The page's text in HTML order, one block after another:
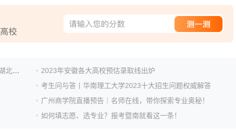
2023年安徽各大高校预估录取线出炉
考生问与答丨华南理工大学2023十大招生问题权威解答
广州商学院直播预告｜名师在线，带你探索专业奥秘！
如何填志愿、选专业？报考暨南就看这一条！